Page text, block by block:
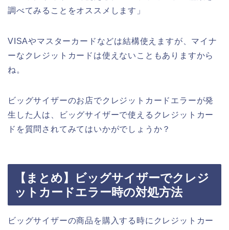
調べてみることをオススメします」
VISAやマスターカードなどは結構使えますが、マイナ
ーなクレジットカードは使えないこともありますから
ね。
ビッグサイザーのお店でクレジットカードエラーが発
生した人は、ビッグサイザーで使えるクレジットカー
ドを質問されてみてはいかがでしょうか？
【まとめ】ビッグサイザーでクレジ
ットカードエラー時の対処方法
ビッグサイザーの商品を購入する時にクレジットカー